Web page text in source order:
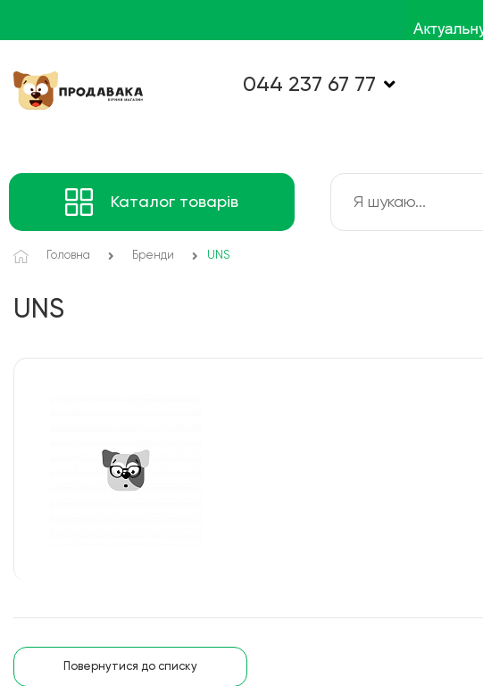
044 237 67 77
Каталог товарів
Головна Бренди UNS
UNS
Повернутися до списку